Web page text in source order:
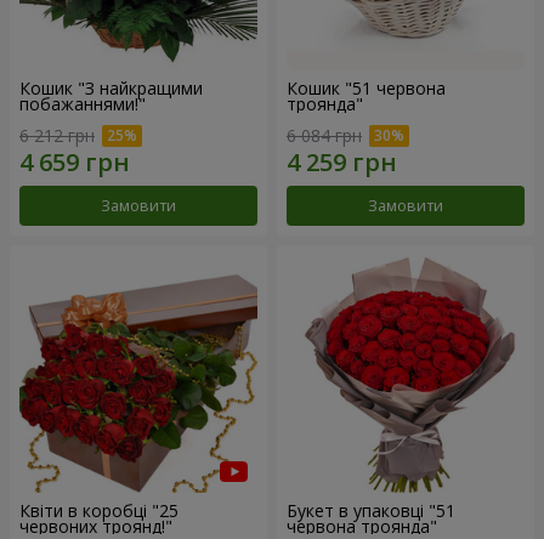
Кошик "З найкращими
побажаннями!"
6 212 грн
Замовити
Кошик "51 червона
троянда"
6 084 грн
Замовити
Квіти в коробці "25
червоних троянд!"
Букет в упаковці "51
червона троянда"